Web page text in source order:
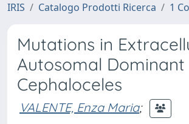
IRIS Catalogo Prodotti Ricerca 1
Mutations in
Autosomal
Cephaloceles
VALENTE, Enza Maria;